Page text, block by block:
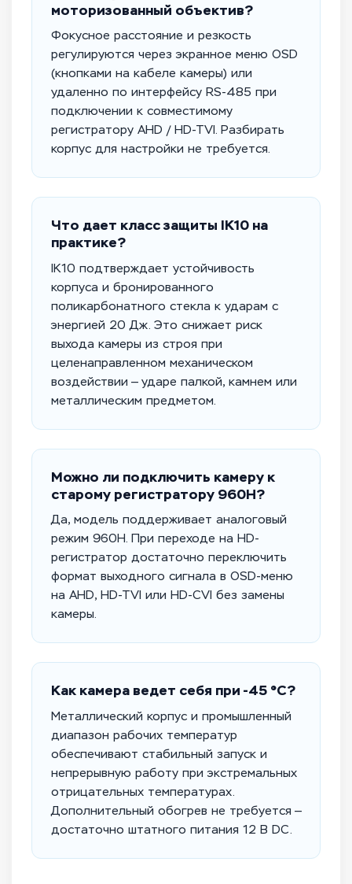
моторизованный объектив?
Фокусное расстояние и резкость
регулируются через экранное меню OSD
(кнопками на кабеле камеры) или
удаленно по интерфейсу RS-485 при
подключении к совместимому
регистратору AHD / HD-TVI. Разбирать
корпус для настройки не требуется.
Что дает класс защиты IK10 на
практике?
IK10 подтверждает устойчивость
корпуса и бронированного
поликарбонатного стекла к ударам с
энергией 20 Дж. Это снижает риск
выхода камеры из строя при
целенаправленном механическом
воздействии — ударе палкой, камнем или
металлическим предметом.
Можно ли подключить камеру к
старому регистратору 960H?
Да, модель поддерживает аналоговый
режим 960H. При переходе на HD-
регистратор достаточно переключить
формат выходного сигнала в OSD-меню
на AHD, HD-TVI или HD-CVI без замены
камеры.
Как камера ведет себя при -45 °C?
Металлический корпус и промышленный
диапазон рабочих температур
обеспечивают стабильный запуск и
непрерывную работу при экстремальных
отрицательных температурах.
Дополнительный обогрев не требуется —
достаточно штатного питания 12 В DC.